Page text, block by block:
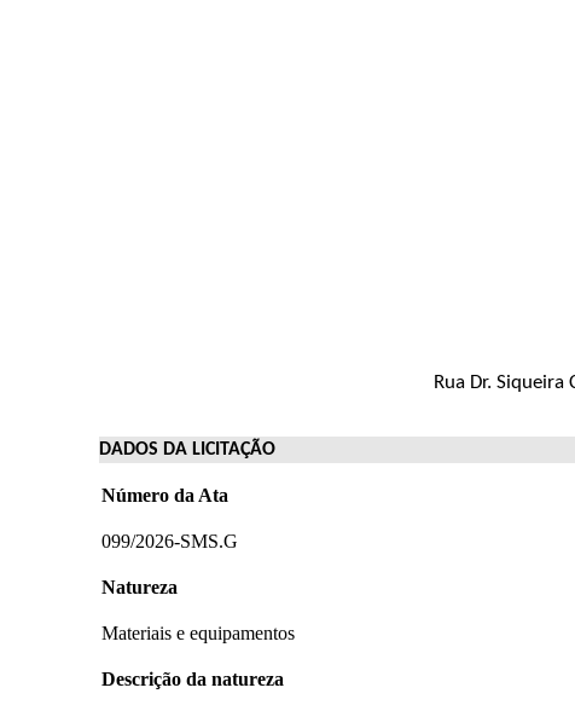
Rua Dr.
DADOS DA LICITAÇÃO
Número da Ata
099/2026-SMS.G
Natureza
Materiais e equipamentos
Descrição da natureza